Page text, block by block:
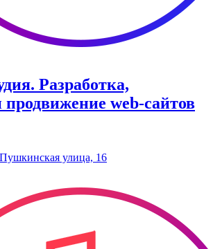
Разработка,
web-сайтов
улица, 16